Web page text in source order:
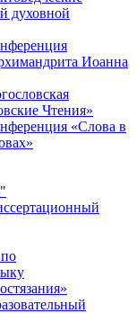
духовной
Иоанна
Чтения»
«Cлова в